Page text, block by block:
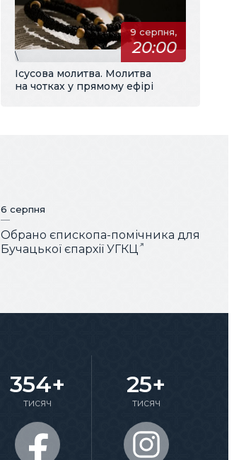
9 серпня,
20:00
\
Ісусова молитва. Молитва
на чотках у прямому ефірі
6 серпня
Обрано єпископа-помічника для
Бучацької єпархії УГКЦ
354+
тисяч
25+
тисяч